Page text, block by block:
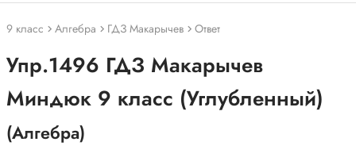
9 класс Алгебра ГДЗ Макарычев Ответ
Упр.1496 ГДЗ Макарычев
Миндюк 9 класс (Углубленный)
(Алгебра)